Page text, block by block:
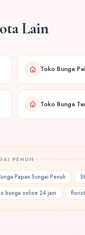
Lain
Toko Bunga
Toko Bunga
PENUH
Papan Sungai Penuh
bunga online 24 jam